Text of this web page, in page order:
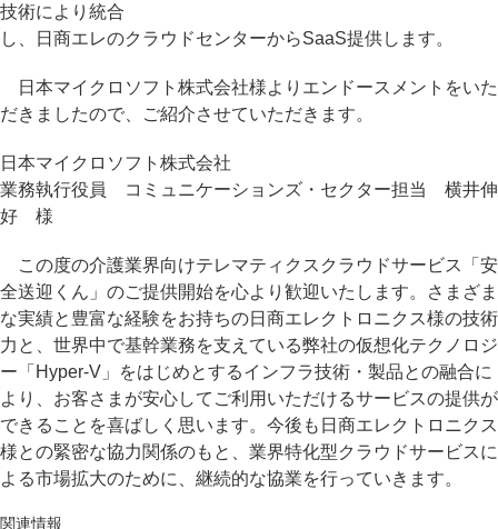
技術により統合
し、日商エレのクラウドセンターからSaaS提供します。
日本マイクロソフト株式会社様よりエンドースメントをいた
だきましたので、ご紹介させていただきます。
日本マイクロソフト株式会社
業務執行役員 コミュニケーションズ・セクター担当 横井伸
好 様
この度の介護業界向けテレマティクスクラウドサービス「安
全送迎くん」のご提供開始を心より歓迎いたします。さまざま
な実績と豊富な経験をお持ちの日商エレクトロニクス様の技術
力と、世界中で基幹業務を支えている弊社の仮想化テクノロジ
ー「Hyper-V」をはじめとするインフラ技術・製品との融合に
より、お客さまが安心してご利用いただけるサービスの提供が
できることを喜ばしく思います。今後も日商エレクトロニクス
様との緊密な協力関係のもと、業界特化型クラウドサービスに
よる市場拡大のために、継続的な協業を行っていきます。
関連情報